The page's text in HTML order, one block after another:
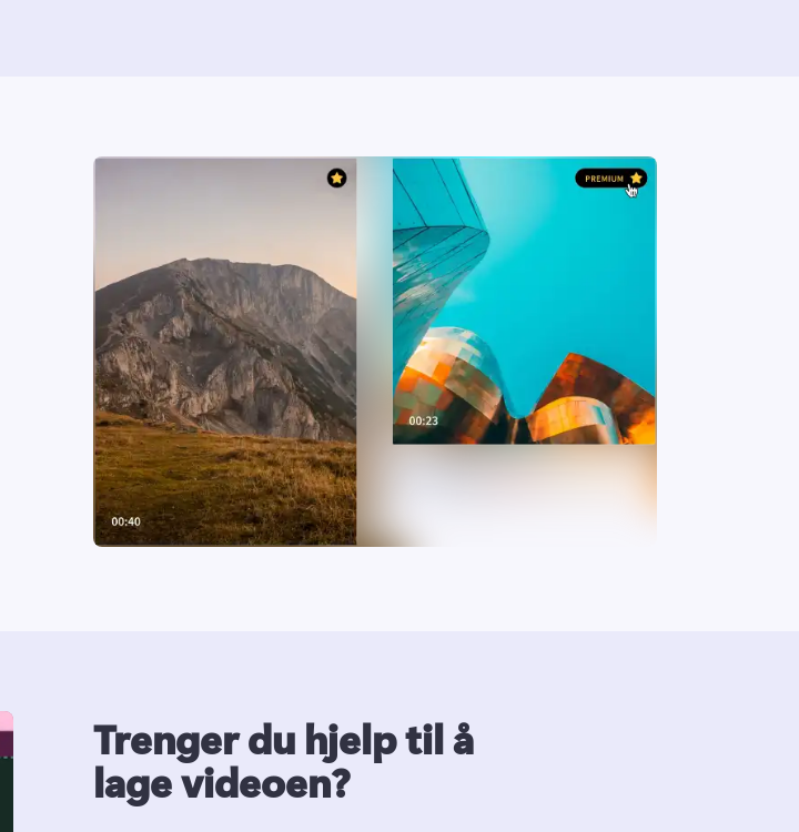
Trenger du hjelp til å
lage videoen?